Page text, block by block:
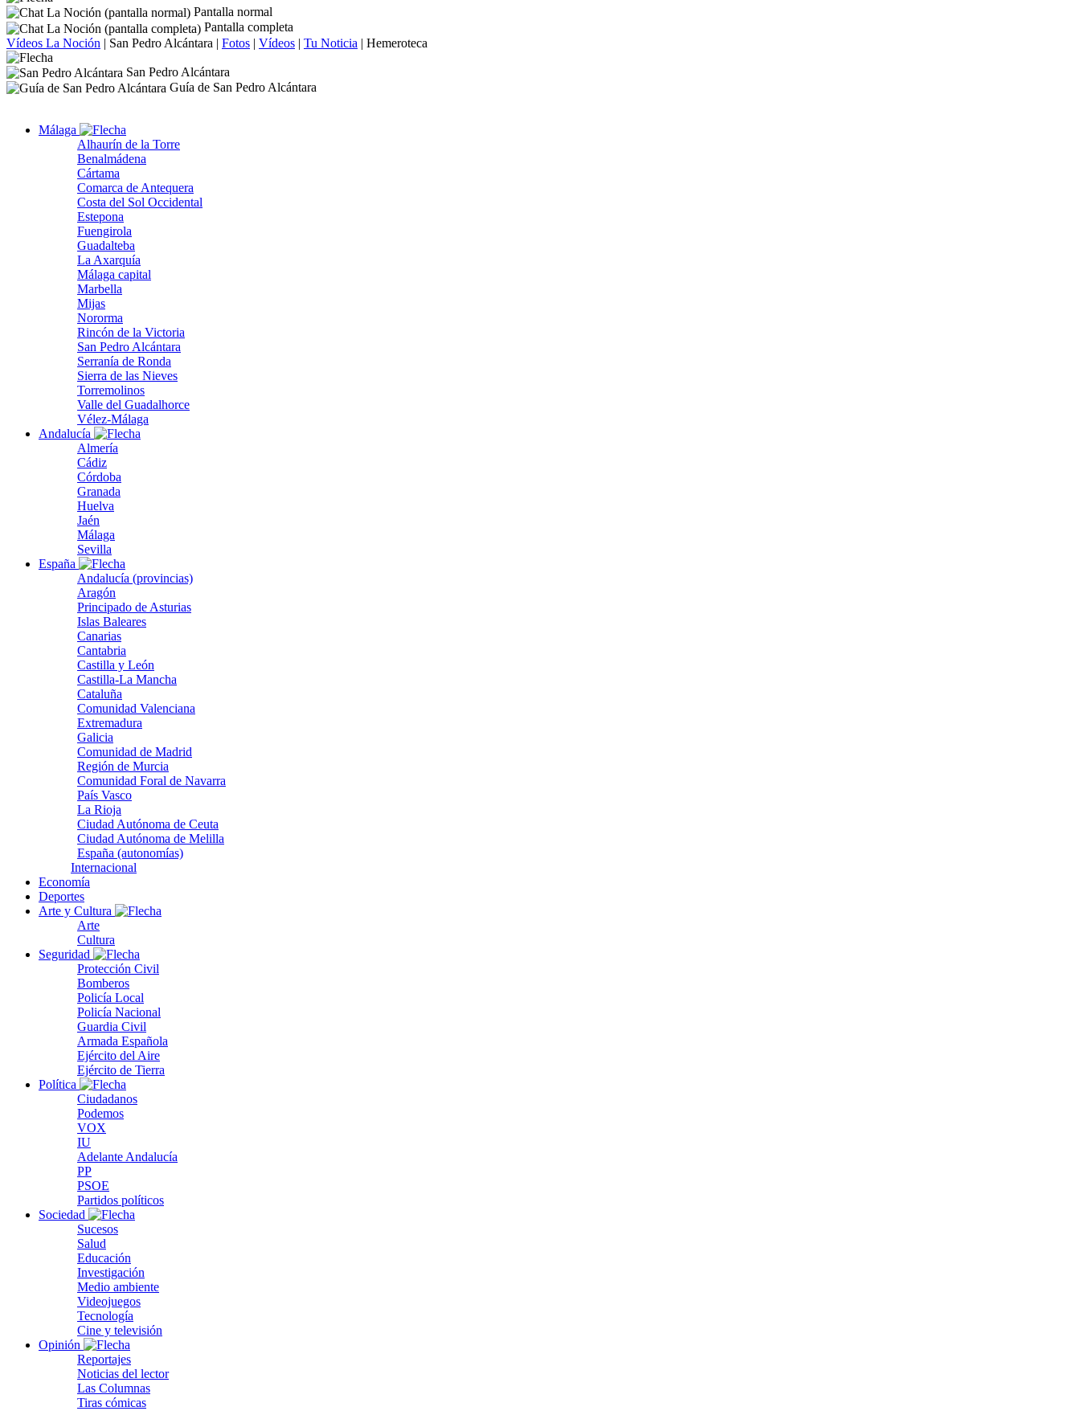
Pantalla normal
Pantalla completa
Vídeos La Noción | San Pedro Alcántara | Fotos | Vídeos | Tu Noticia | Hemeroteca
San Pedro Alcántara
Guía de San Pedro Alcántara
Málaga
Alhaurín de la Torre
Benalmádena
Cártama
Comarca de Antequera
Costa del Sol Occidental
Estepona
Fuengirola
Guadalteba
La Axarquía
Málaga capital
Marbella
Mijas
Nororma
Rincón de la Victoria
San Pedro Alcántara
Serranía de Ronda
Sierra de las Nieves
Torremolinos
Valle del Guadalhorce
Vélez-Málaga
Andalucía
Almería
Cádiz
Córdoba
Granada
Huelva
Jaén
Málaga
Sevilla
España
Andalucía (provincias)
Aragón
Principado de Asturias
Islas Baleares
Canarias
Cantabria
Castilla y León
Castilla-La Mancha
Cataluña
Comunidad Valenciana
Extremadura
Galicia
Comunidad de Madrid
Región de Murcia
Comunidad Foral de Navarra
País Vasco
La Rioja
Ciudad Autónoma de Ceuta
Ciudad Autónoma de Melilla
España (autonomías)
Internacional
Economía
Deportes
Arte y Cultura
Arte
Cultura
Seguridad
Protección Civil
Bomberos
Policía Local
Policía Nacional
Guardia Civil
Armada Española
Ejército del Aire
Ejército de Tierra
Política
Ciudadanos
Podemos
VOX
IU
Adelante Andalucía
PP
PSOE
Partidos políticos
Sociedad
Sucesos
Salud
Educación
Investigación
Medio ambiente
Videojuegos
Tecnología
Cine y televisión
Opinión
Reportajes
Noticias del lector
Las Columnas
Tiras cómicas